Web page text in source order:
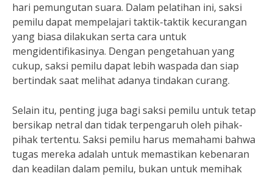
hari pemungutan suara. Dalam pelatihan ini, saksi
pemilu dapat mempelajari taktik-taktik kecurangan
yang biasa dilakukan serta cara untuk
mengidentifikasinya. Dengan pengetahuan yang
cukup, saksi pemilu dapat lebih waspada dan siap
bertindak saat melihat adanya tindakan curang.
Selain itu, penting juga bagi saksi pemilu untuk tetap
bersikap netral dan tidak terpengaruh oleh pihak-
pihak tertentu. Saksi pemilu harus memahami bahwa
tugas mereka adalah untuk memastikan kebenaran
dan keadilan dalam pemilu, bukan untuk memihak